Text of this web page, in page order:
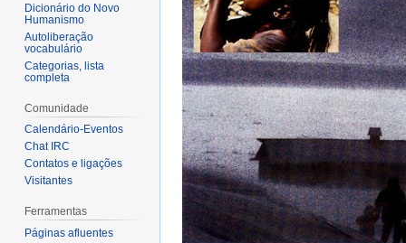
Dicionário do Novo
Humanismo
Autoliberação
vocabulário
Categorias, lista
completa
Comunidade
Calendário-Eventos
Chat IRC
Contatos e ligações
Visitantes
Ferramentas
Páginas afluentes